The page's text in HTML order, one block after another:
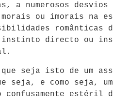
a numerosos
ou imorais na
românticas
instinto directo ou
que seja isto de um
seja, e como seja,
confusamente